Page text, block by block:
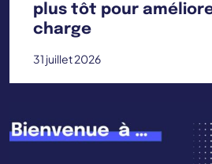
plus tôt pour
charge
31 juillet 2026